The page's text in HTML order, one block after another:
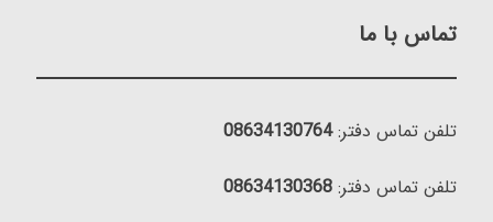
تماس با ما
تلفن تماس دفتر:08634130764
تلفن تماس دفتر:08634130368